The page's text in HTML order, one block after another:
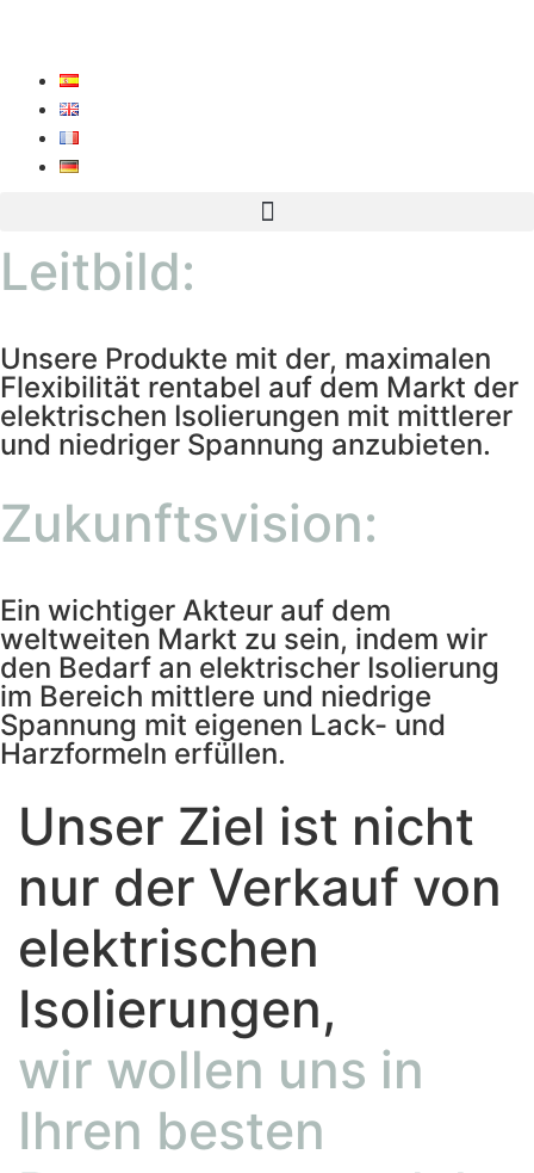
Leitbild:
Unsere Produkte mit der, maximalen
Flexibilität rentabel auf dem Markt der
elektrischen Isolierungen mit mittlerer
und niedriger Spannung anzubieten.
Zukunftsvision:
Ein wichtiger Akteur auf dem
weltweiten Markt zu sein, indem wir
den Bedarf an elektrischer Isolierung
im Bereich mittlere und niedrige
Spannung mit eigenen Lack- und
Harzformeln erfüllen.
Unser Ziel ist nicht
nur der Verkauf von
elektrischen
Isolierungen,
wir wollen uns in
Ihren besten